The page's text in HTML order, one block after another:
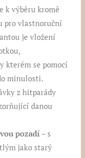
k výběru kromě
pro vlastnoruční
je vložení
kterém se pomocí
minulosti.
z hitparády
danou
pozadí – s
jako starý